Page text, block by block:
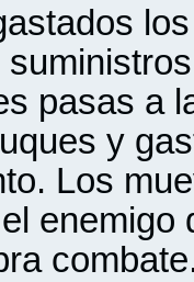
pasas a
y
Los
enemigo